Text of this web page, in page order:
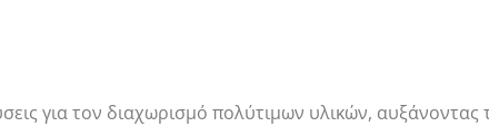
για τον διαχωρισμό πολύτιμων υλικών,